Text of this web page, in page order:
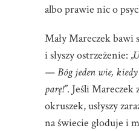
albo prawie nic o
Mały Mareczek bawi
i słyszy ostrzeżenie:
— Bóg jeden wie, kiedy
parę!”. Jeśli Mareczek
okruszek, usłyszy
na świecie głoduje i